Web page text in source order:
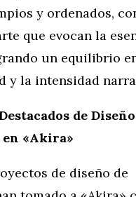
y ordenados,
que evocan la
un equilibrio
y la intensidad
de Diseño
«Akira»
de diseño de